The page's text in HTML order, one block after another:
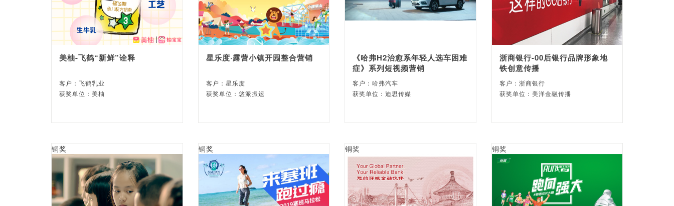
美柚-飞鹤“新鲜”诠释
客户：飞鹤乳业
获奖单位：美柚
星乐度·露营小镇开园整合营销
客户：星乐度
获奖单位：悠派振运
《哈弗H2治愈系年轻人选车困难
症》系列短视频营销
客户：哈弗汽车
获奖单位：迪思传媒
浙商银行-00后银行品牌形象地
铁创意传播
客户：浙商银行
获奖单位：美洋金融传播
铜奖 铜奖 铜奖 铜奖